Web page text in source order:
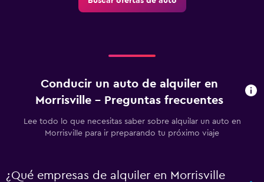
Conducir un auto de alquiler en
Morrisville - Preguntas frecuentes
Lee todo lo que necesitas saber sobre alquilar un auto en
Morrisville para ir preparando tu próximo viaje
¿Qué empresas de alquiler en Morrisville